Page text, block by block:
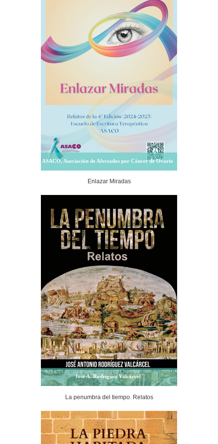
ASACO, Asociación de Afectados por Cáncer de Ovario
Enlazar Miradas
José A. Rodríguez Valcárcel
La penumbra del tiempo. Relatos